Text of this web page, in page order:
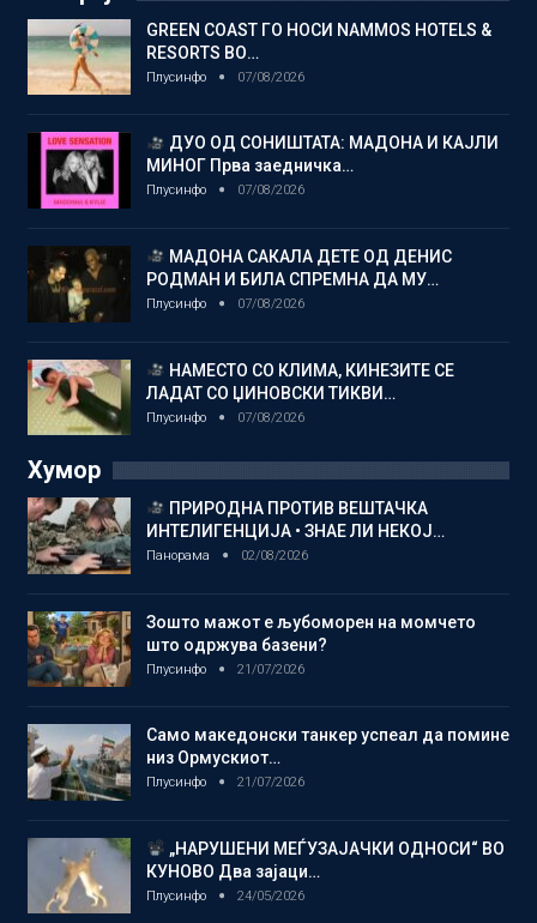
GREEN COAST ГО НОСИ NAMMOS HOTELS &
RESORTS ВО…
Плусинфо 07/08/2026
ДУО ОД СОНИШТАТА: МАДОНА И КАЈЛИ
МИНОГ Прва заедничка…
Плусинфо 07/08/2026
МАДОНА САКАЛА ДЕТЕ ОД ДЕНИС
РОДМАН И БИЛА СПРЕМНА ДА МУ…
Плусинфо 07/08/2026
НАМЕСТО СО КЛИМА, КИНЕЗИТЕ СЕ
ЛАДАТ СО ЏИНОВСКИ ТИКВИ…
Плусинфо 07/08/2026
Хумор
ПРИРОДНА ПРОТИВ ВЕШТАЧКА
ИНТЕЛИГЕНЦИЈА • ЗНАЕ ЛИ НЕКОЈ…
Панорама 02/08/2026
Зошто мажот е љубоморен на момчето
што одржува базени?
Плусинфо 21/07/2026
Само македонски танкер успеал да помине
низ Ормускиот…
Плусинфо 21/07/2026
„НАРУШЕНИ МЕЃУЗАЈАЧКИ ОДНОСИ“ ВО
КУНОВО Два зајаци…
Плусинфо 24/05/2026